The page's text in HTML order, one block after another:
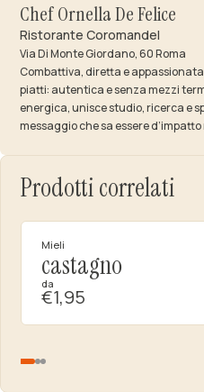
Chef Ornella De Felice
Ristorante Coromandel
Via Di Monte Giordano, 60 Roma
Combattiva, diretta e
piatti: autentica e senza mezzi
energica, unisce studio, ricerca e
messaggio che sa essere
Prodotti correlati
Mieli
castagno
da
€1,95